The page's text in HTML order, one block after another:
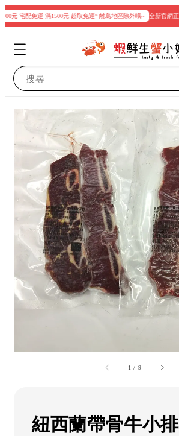
元 宅配免運 滿1500元 超取免運“ 離島地區除外哦~ 全新官網正式
搜尋
1 / 9
紐西蘭帶骨牛小